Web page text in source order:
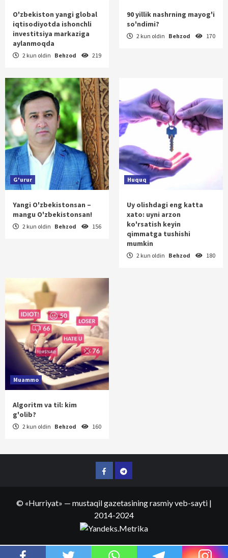
O'zbekiston yangi global
iqtisodiyotda ishonchli
investitsiya markaziga
aylanmoqda
2 kun oldin Behzod 219
90 yillik nashrning mayog'i
so'ndimi?
2 kun oldin Behzod 170
G'urur
Yangi O'zbekistonsan –
mangu O'zbekistonsan!
2 kun oldin Behzod 156
Huquq
Uy olishdagi eng katta
xato: uyni arzon
ko'rsatish keyin
qimmatga tushishi
mumkin
2 kun oldin Behzod 180
Muammo
Algoritm va til: kim
g'olib?
2 kun oldin Behzod 160
FacebookTelegram
© «Hurriyat» — mustaqil gazetasining rasmiy veb-sayti |
2014-2024